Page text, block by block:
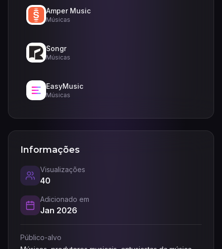
Amper Music
Músicas
Songr
Músicas
EasyMusic
Músicas
Informações
Visualizações
40
Adicionado em
Jan 2026
Público-alvo